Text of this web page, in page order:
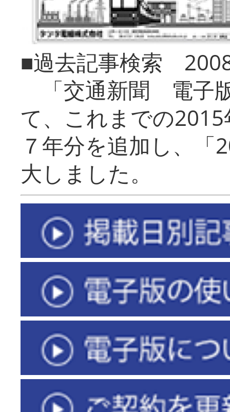
■過去記事検索
「交通新聞 電子
て、これまでの
７年分を追加し、「
大しまし